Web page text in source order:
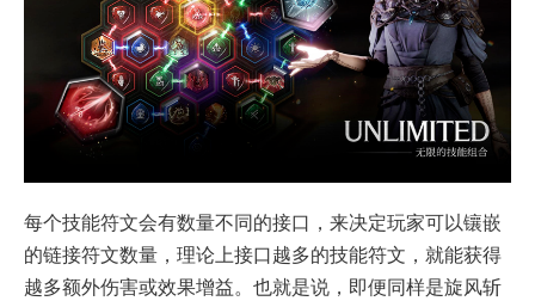
每个技能符文会有数量不同的接口，来决定玩家可以镶嵌
的链接符文数量，理论上接口越多的技能符文，就能获得
越多额外伤害或效果增益。也就是说，即便同样是旋风斩